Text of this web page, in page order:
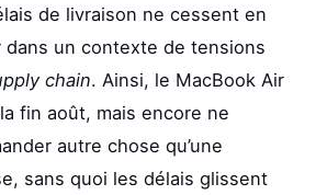
de livraison ne cessent en
un contexte de tensions
chain. Ainsi, le MacBook Air
fin août, mais encore ne
autre chose qu’une
sans quoi les délais glissent